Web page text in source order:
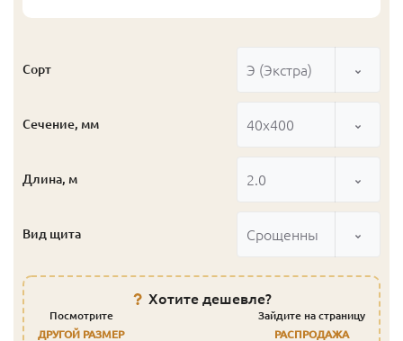
Сорт Э (Экстра)
Сечение, мм 40x400
Длина, м 2.0
Вид щита Срощенный
Хотите дешевле?
Посмотрите
ДРУГОЙ РАЗМЕР
Зайдите на страницу
РАСПРОДАЖА